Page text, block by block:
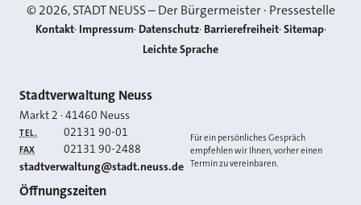
©2026, STADT NEUSS – Der Bürgermeister · Pressestelle
Kontakt Impressum Datenschutz Barrierefreiheit Sitemap
Leichte Sprache
Kontakt
Stadtverwaltung Neuss
Markt 2 ·41460 Neuss
TEL. 02131 90-01
FAX 02131 90-2488
E-MAIL
stadtverwaltung@stadt.neuss.de
Für ein persönliches Gespräch
empfehlen wir Ihnen, vorher einen
Termin zu vereinbaren.
Öffnungszeiten